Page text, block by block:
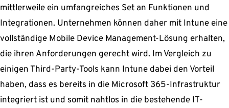
mittlerweile ein umfangreiches Set an Funktionen und
Integrationen. Unternehmen können daher mit Intune eine
vollständige Mobile Device Management-Lösung erhalten,
die ihren Anforderungen gerecht wird. Im Vergleich zu
einigen Third-Party-Tools kann Intune dabei den Vorteil
haben, dass es bereits in die Microsoft 365-Infrastruktur
integriert ist und somit nahtlos in die bestehende IT-